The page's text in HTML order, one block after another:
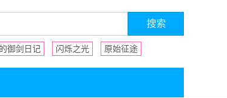
御剑日记 闪烁之光 原始征途